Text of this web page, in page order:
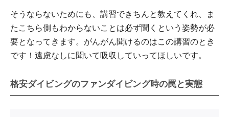
そうならないためにも、講習できちんと教えてくれ、ま
たこちら側もわからないことは必ず聞くという姿勢が必
要となってきます。がんがん聞けるのはこの講習のとき
です！遠慮なしに聞いて吸収していってほしいです。
格安ダイビングのファンダイビング時の罠と実態